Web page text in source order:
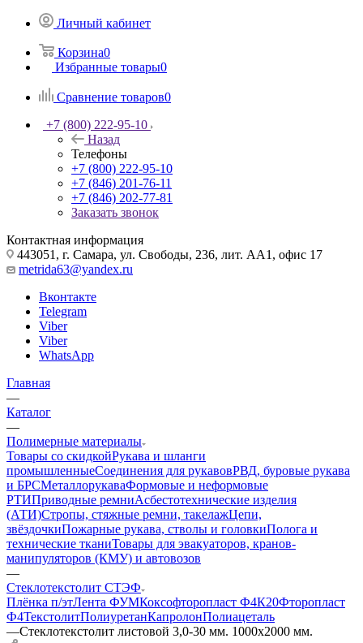
Личный кабинет
Корзина0
Избранные товары0
Сравнение товаров0
+7 (800) 222-95-10
Назад
Телефоны
+7 (800) 222-95-10
+7 (846) 201-76-11
+7 (846) 202-77-81
Заказать звонок
Контактная информация
443051, г. Самара, ул. Свободы, 236, лит. АА1, офис 17
metrida63@yandex.ru
Вконтакте
Telegram
Viber
Viber
WhatsApp
Главная
—
Каталог
—
Полимерные материалы
Товары со скидкойРукава и шланги
промышленныеСоединения для рукавовРВД, буровые рукава
и БРСМеталлорукаваФормовые и неформовые
РТИПриводные ремниАсбестотехнические изделия
(АТИ)Стропы, стяжные ремни, такелажЦепи,
звёздочкиПожарные рукава, стволы и головкиПолога и
технические тканиТовары для эвакуаторов, кранов-
манипуляторов (КМУ) и автовозов
—
Стеклотекстолит СТЭФ
Плёнка п/этЛента ФУМКоксофторопласт Ф4К20Фторопласт
Ф4ТекстолитПолиуретанКапролонПолиацеталь
—Стеклотекстолит листовой 3,0-30 мм. 1000х2000 мм.